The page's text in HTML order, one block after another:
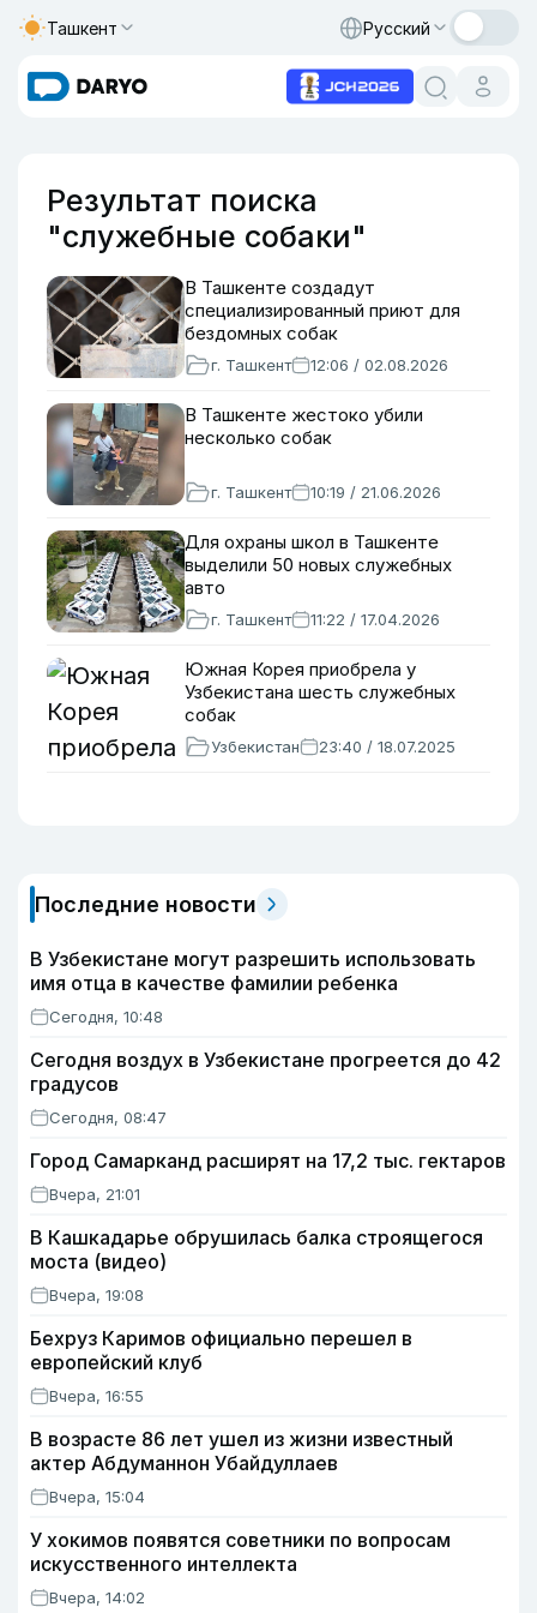
Ташкент Русский
Результат поиска
"служебные собаки"
В Ташкенте создадут
специализированный приют для
бездомных собак
г. Ташкент 12:06 / 02.08.2026
В Ташкенте жестоко убили
несколько собак
г. Ташкент 10:19 / 21.06.2026
Для охраны школ в Ташкенте
выделили 50 новых служебных
авто
г. Ташкент 11:22 / 17.04.2026
Южная Корея приобрела у
Узбекистана шесть служебных
собак
Узбекистан 23:40 / 18.07.2025
Последние новости
В Узбекистане могут разрешить использовать
имя отца в качестве фамилии ребенка
Сегодня, 10:48
Сегодня воздух в Узбекистане прогреется до 42
градусов
Сегодня, 08:47
Город Самарканд расширят на 17,2 тыс. гектаров
Вчера, 21:01
В Кашкадарье обрушилась балка строящегося
моста (видео)
Вчера, 19:08
Бехруз Каримов официально перешел в
европейский клуб
Вчера, 16:55
В возрасте 86 лет ушел из жизни известный
актер Абдуманнон Убайдуллаев
Вчера, 15:04
У хокимов появятся советники по вопросам
искусственного интеллекта
Вчера, 14:02